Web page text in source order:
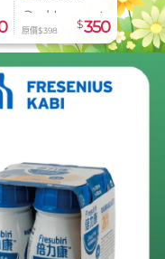
原價$398 $350